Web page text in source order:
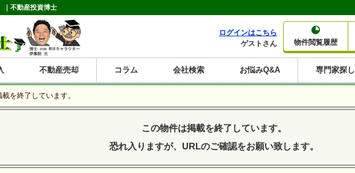
｜不動産投資博士
物件閲覧履歴
ログインはこちら
ゲストさん
投資マンション
一棟売りアパート
一棟売りマンション
一棟売りビル
店舗・事務所
賃貸併用住宅
戸建賃貸
土地
新築住宅
工場・倉庫
ホテルペンション 利回り7%以上
利回り8%以上
利回り9%以上
利回り10%以上
利回り11%以上
利回り12%以上
利回り13%以上
利回り14%以上
利回り15%以上
利回り16%以上
不動産売却 コラム 会社検索 お悩みQ&A 専門家探し
を終了しています。
この物件は掲載を終了しています。
恐れ入りますが、URLのご確認をお願い致します。